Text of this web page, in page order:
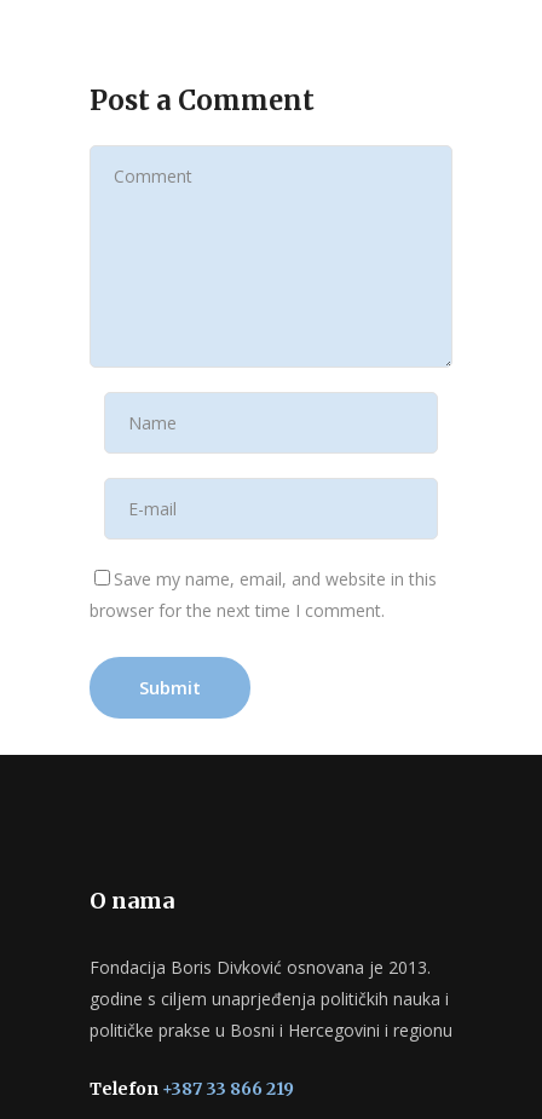
Post a Comment
Save my name, email, and website in this
browser for the next time I comment.
O nama
Fondacija Boris Divković osnovana je 2013.
godine s ciljem unaprjeđenja političkih nauka i
političke prakse u Bosni i Hercegovini i regionu
Telefon +387 33 866 219